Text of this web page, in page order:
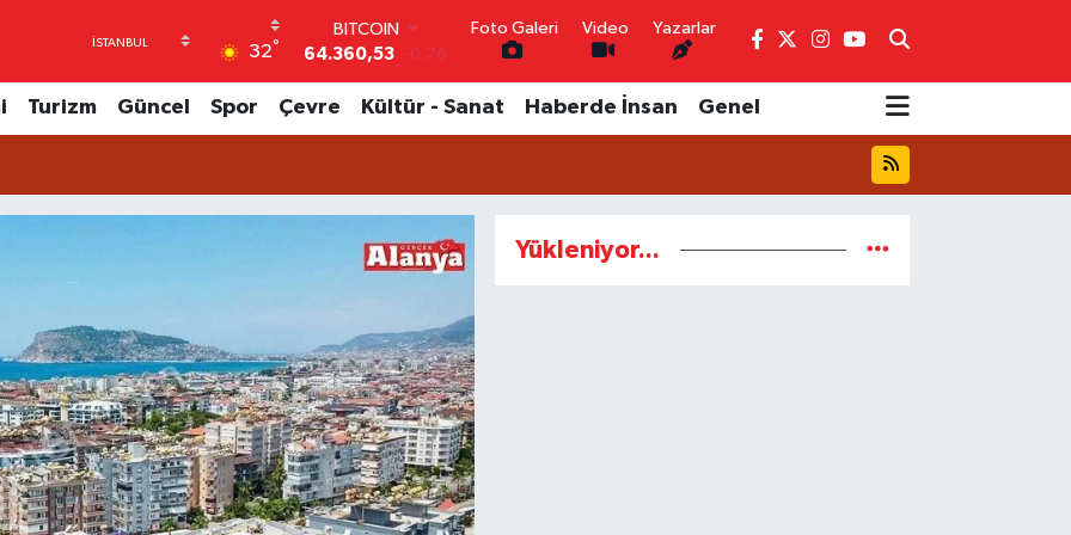
32°
DOLAR
47,7069
0.17
EURO
55,0265 0.01
13.887 64
Foto Galeri Video Yazarlar
Turizm Güncel Spor Çevre Kültür - Sanat Haberde İnsan Genel
Yükleniyor...